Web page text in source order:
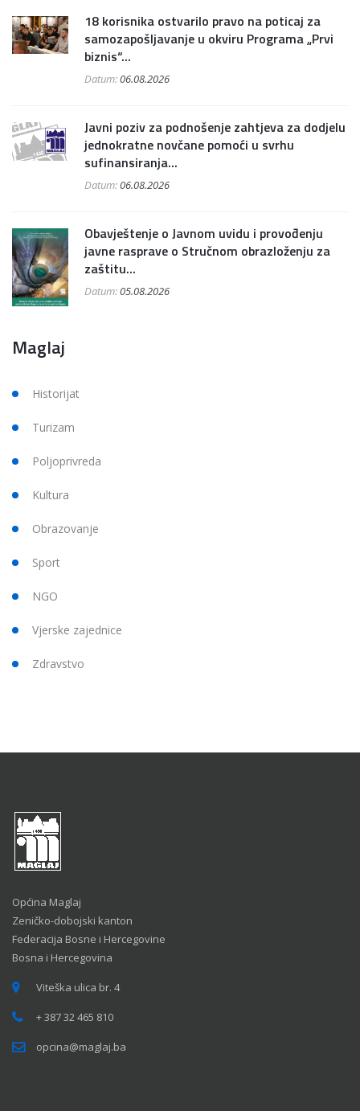
18 korisnika ostvarilo pravo na poticaj za
samozapošljavanje u okviru Programa „Prvi
biznis“...
Datum:06.08.2026
Javni poziv za podnošenje zahtjeva za dodjelu
jednokratne novčane pomoći u svrhu
sufinansiranja...
Datum:06.08.2026
Obavještenje o Javnom uvidu i provođenju
javne rasprave o Stručnom obrazloženju za
zaštitu...
Datum:05.08.2026
Maglaj
Historijat
Turizam
Poljoprivreda
Kultura
Obrazovanje
Sport
NGO
Vjerske zajednice
Zdravstvo
Općina Maglaj
Zeničko-dobojski kanton
Federacija Bosne i Hercegovine
Bosna i Hercegovina
Viteška ulica br. 4
+ 387 32 465 810
opcina@maglaj.ba